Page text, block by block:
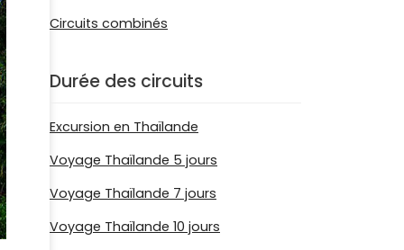
Circuits combinés
Durée des circuits
Excursion en Thaïlande
Voyage Thaïlande 5 jours
Voyage Thaïlande 7 jours
Voyage Thaïlande 10 jours